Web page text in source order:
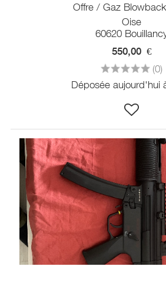
Offre / Gaz
Oise
60620
550,00 €
(0)
Déposée aujourd'hui